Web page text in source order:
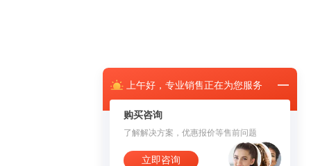
上午好， 专业销售正在为您服务
购买咨询
了解解决方案，优惠报价等售前问题
立即咨询